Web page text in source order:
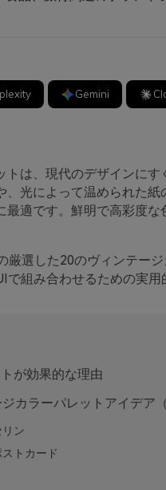
Gemini
トは、現代のデザインに
、光によって温められた
最適です。鮮明で高彩度
厳選した20のヴィンテー
組み合わせるための実用
が効果的な理由
カラーパレットアイデア
ン
トカード